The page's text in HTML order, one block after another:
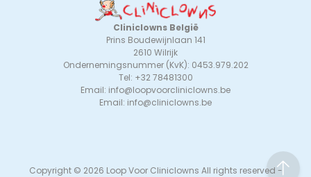
to
Cliniclowns België
Prins Boudewijnlaan 141
2610 Wilrijk
Ondernemingsnummer (KvK): 0453.979.202
Tel: +32 78481300
Email: info@loopvoorcliniclowns.be
Email: info@cliniclowns.be
Copyright © 2026 Loop Voor Cliniclowns All rights reserved -